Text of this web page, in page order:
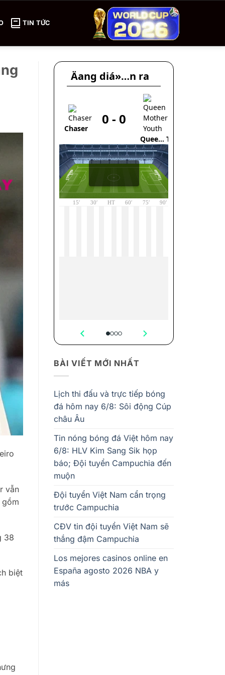
TIN TỨC
vẫn
38
biệt
Äang diá»…n ra
Chaser
0 - 0
Queen
Mother
Youth
Tottenham
BÀI VIẾT MỚI NHẤT
Lịch thi đấu và trực tiếp bóng
đá hôm nay 6/8: Sôi động Cúp
châu Âu
Tin nóng bóng đá Việt hôm nay
6/8: HLV Kim Sang Sik họp
báo; Đội tuyển Campuchia đến
muộn
Đội tuyển Việt Nam cẩn trọng
trước Campuchia
CĐV tin đội tuyển Việt Nam sẽ
thắng đậm Campuchia
Los mejores casinos online en
España agosto 2026 NBA y
más